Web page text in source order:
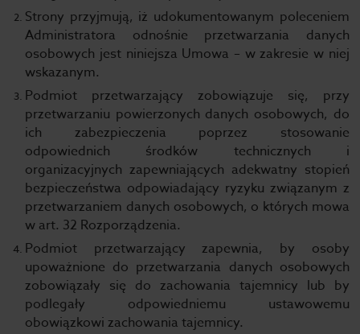
Strony przyjmują, iż udokumentowanym poleceniem
Administratora odnośnie przetwarzania danych
osobowych jest niniejsza Umowa – w zakresie w niej
wskazanym.
Podmiot przetwarzający zobowiązuje się, przy
przetwarzaniu powierzonych danych osobowych, do
ich zabezpieczenia poprzez stosowanie
odpowiednich środków technicznych i
organizacyjnych zapewniających adekwatny stopień
bezpieczeństwa odpowiadający ryzyku związanym z
przetwarzaniem danych osobowych, o których mowa
w art. 32 Rozporządzenia.
Podmiot przetwarzający zapewnia, by osoby
upoważnione do przetwarzania danych osobowych
zobowiązały się do zachowania tajemnicy lub by
podlegały odpowiedniemu ustawowemu
obowiązkowi zachowania tajemnicy.